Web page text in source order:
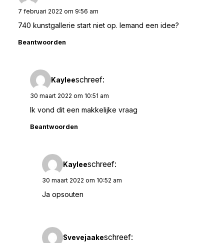
7 februari 2022 om 9:56 am
740 kunstgallerie start niet op. Iemand een idee?
Beantwoorden
Kayleeschreef:
30 maart 2022 om 10:51 am
Ik vond dit een makkelijke vraag
Beantwoorden
Kayleeschreef:
30 maart 2022 om 10:52 am
Ja opsouten
Svevejaakeschreef: